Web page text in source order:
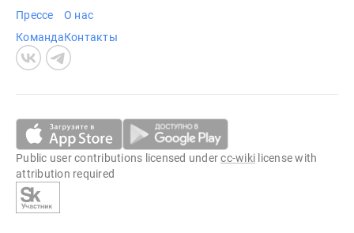
Прессе
Команда
О нас
Контакты
Public user contributions licensed undercc-wiki license with
attribution required